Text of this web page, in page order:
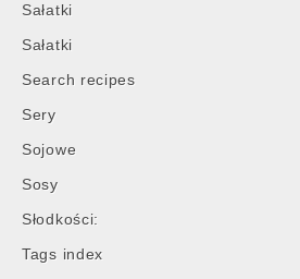
Sałatki
Sałatki
Search recipes
Sery
Sojowe
Sosy
Słodkości:
Tags index